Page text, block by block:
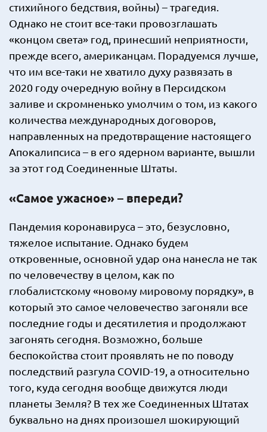
стихийного бедствия, войны) – трагедия.
Однако не стоит все-таки провозглашать
«концом света» год, принесший неприятности,
прежде всего, американцам. Порадуемся лучше,
что им все-таки не хватило духу развязать в
2020 году очередную войну в Персидском
заливе и скромненько умолчим о том, из какого
количества международных договоров,
направленных на предотвращение настоящего
Апокалипсиса – в его ядерном варианте, вышли
за этот год Соединенные Штаты.
«Самое ужасное» – впереди?
Пандемия коронавируса – это, безусловно,
тяжелое испытание. Однако будем
откровенные, основной удар она нанесла не так
по человечеству в целом, как по
глобалистскому «новому мировому порядку», в
который это самое человечество загоняли все
последние годы и десятилетия и продолжают
загонять сегодня. Возможно, больше
беспокойства стоит проявлять не по поводу
последствий разгула COVID-19, а относительно
того, куда сегодня вообще движутся люди
планеты Земля? В тех же Соединенных Штатах
буквально на днях произошел шокирующий